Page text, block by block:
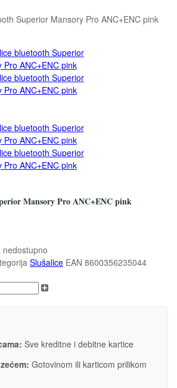
Superior Mansory Pro ANC+ENC pink
Mansory Pro ANC+ENC pink
nedostupno
Slušalice EAN 8600356235044
Sve kreditne i debitne kartice
Gotovinom ili karticom prilikom